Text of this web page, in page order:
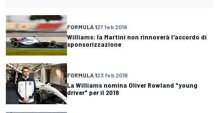
FORMULA 127 feb 2018
Williams: la Martini non rinnoverà l'accordo di
sponsorizzazione
FORMULA 123 feb 2018
La Williams nomina Oliver Rowland "young
driver" per il 2018